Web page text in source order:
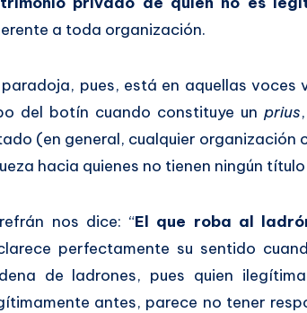
a toda organización.
paradoja, pues, está en aquellas
del botín cuando constituye un prius
(en general, cualquier organización
hacia quienes no tienen ningún
nos dice: “El que roba al
perfectamente su sentido
de ladrones, pues quien
antes, parece no tener